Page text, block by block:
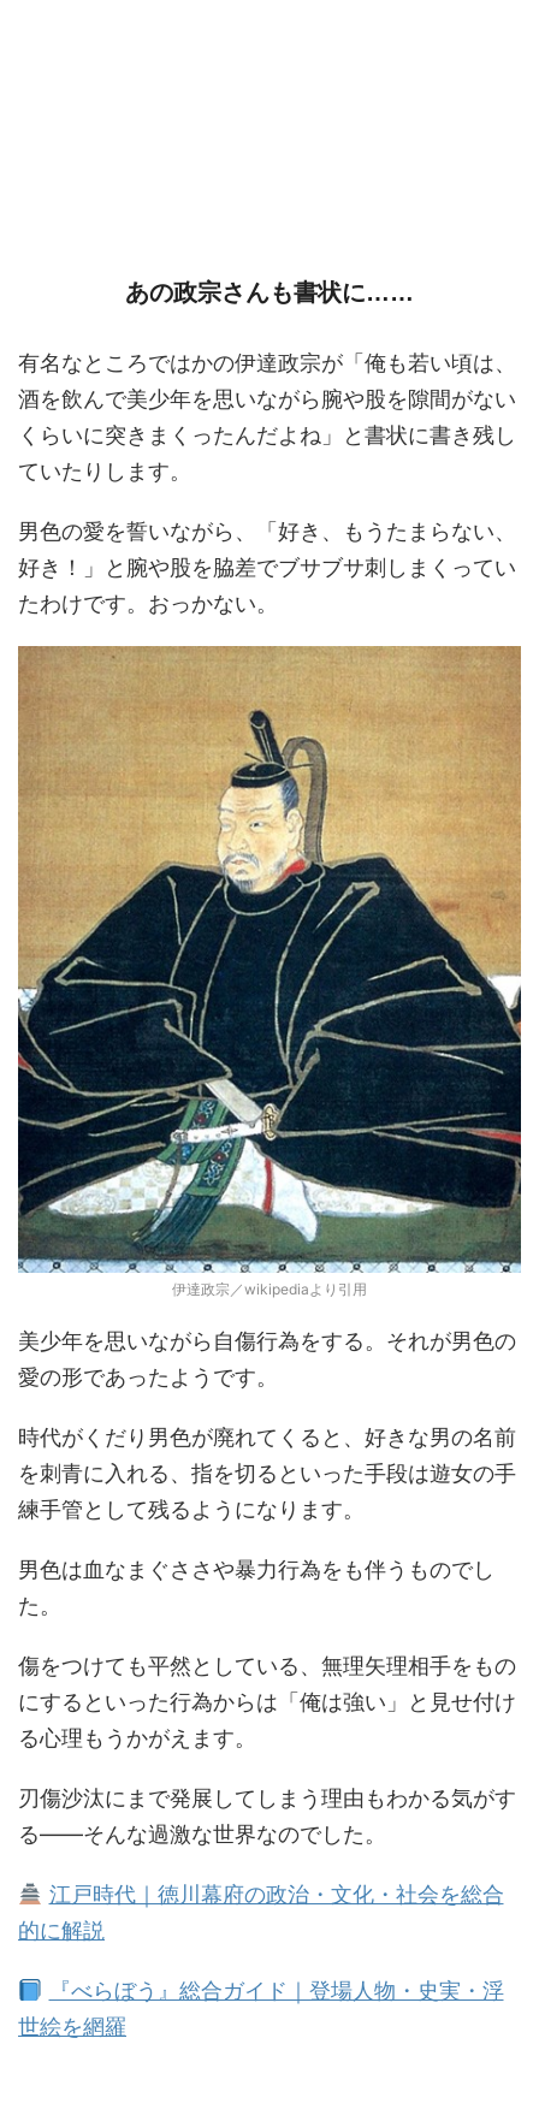
あの政宗さんも書状に……
有名なところではかの伊達政宗が「俺も若い頃は、
酒を飲んで美少年を思いながら腕や股を隙間がない
くらいに突きまくったんだよね」と書状に書き残し
ていたりします。
男色の愛を誓いながら、「好き、もうたまらない、
好き！」と腕や股を脇差でブサブサ刺しまくってい
たわけです。おっかない。
伊達政宗／wikipediaより引用
美少年を思いながら自傷行為をする。それが男色の
愛の形であったようです。
時代がくだり男色が廃れてくると、好きな男の名前
を刺青に入れる、指を切るといった手段は遊女の手
練手管として残るようになります。
男色は血なまぐささや暴力行為をも伴うものでし
た。
傷をつけても平然としている、無理矢理相手をもの
にするといった行為からは「俺は強い」と見せ付け
る心理もうかがえます。
刃傷沙汰にまで発展してしまう理由もわかる気がす
る――そんな過激な世界なのでした。
江戸時代｜徳川幕府の政治・文化・社会を総合
的に解説
『べらぼう』総合ガイド｜登場人物・史実・浮
世絵を網羅